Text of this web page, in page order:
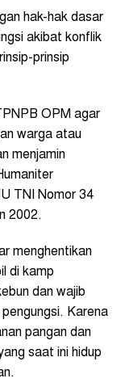
hak-hak dasar
akibat konflik
prinsip
OPM agar
warga atau
menjamin
TNI Nomor 34
2002.
menghentikan
di kamp
dan wajib
Karena
pangan dan
saat ini hidup